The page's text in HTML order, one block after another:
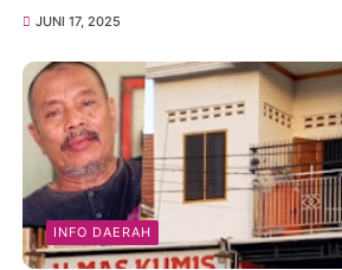
JUNI 17, 2025
INFO DAERAH